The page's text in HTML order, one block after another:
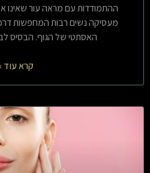
ההתמודדות עם מראה עור שאינו
מעסיקה נשים רבות המחפשות
האסתטי של הגוף. הבסיס
קרא עוד